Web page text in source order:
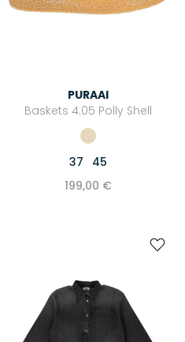
PURAAI
Baskets 4.05 Polly Shell
37
45
199,00 €